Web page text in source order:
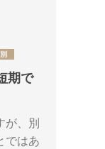
期で
が、別
ではあ